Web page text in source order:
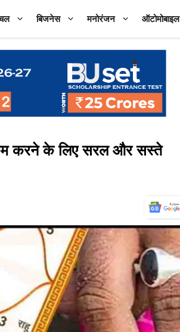
बिजनेस मनोरंजन ऑटोमोबाइल
करने के लिए सरल और सस्ते